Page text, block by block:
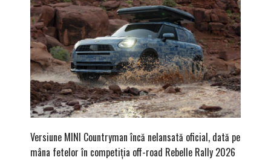
Versiune MINI Countryman încă nelansată oficial, dată pe
mâna fetelor în competiția off-road Rebelle Rally 2026